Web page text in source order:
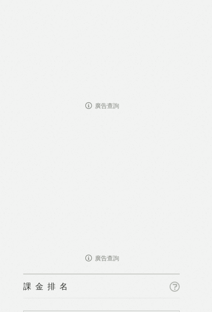
廣告查詢
廣告查詢
課金排名